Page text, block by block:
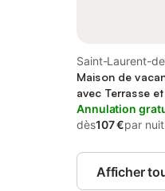
Saint-Laurent-
Région de
Maison de
avec Terrasse
Annulation
dès107 €par nuit
Afficher